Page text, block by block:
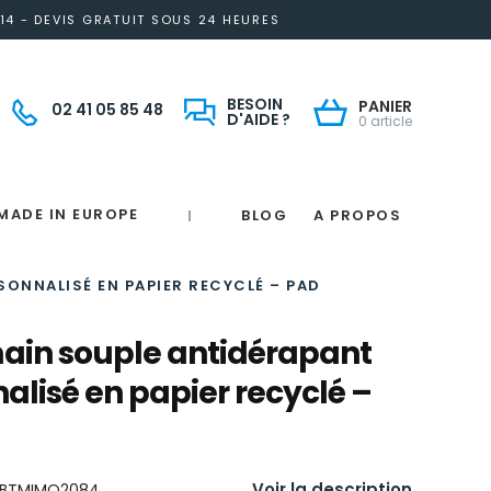
- DEVIS GRATUIT SOUS 24 HEURES
02 41 05 85 48 BESOIN
D'AIDE ?
PANIER
0 article
IN EUROPE | BLOG A PROPOS
EN PAPIER RECYCLÉ – PAD
souple antidérapant
en papier recyclé –